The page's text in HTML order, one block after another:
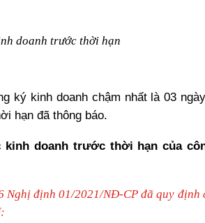
doanh trước thời hạn
ký kinh doanh chậm nhất là 03
hạn đã thông báo.
doanh trước thời hạn của
định 01/2021/NĐ-CP đã quy định